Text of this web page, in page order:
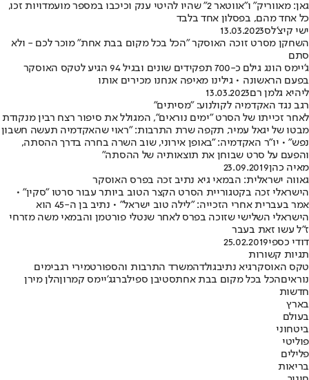
גאן: מאווריק" ו"אווטאר 2" שהיו להיטי ענק וכיכבו במספר מועמדויות זכו,
כל אחד מהם, בפסלון אחד בלבד
ישי קיצ'לס13.03.2023
השחקן מסרט זוכה האוסקר "הכל בכל מקום בבת אחת" מוכר לכם - ולא
סתם
ג'יימס הונג גילם כ-700 תפקידים שונים ובגיל 94 הגיע לטקס האוסקר
בפעם הראשונה • גילינו מאיפה אנחנו מכירים אותו
ליהיא גלמן רם13.03.2023
רגב נגד האקדמיה לקולנוע: "מסיתים"
לאחר זכייתו של הסרט "ימים נוראים", המגולל את סיפור רצח רבין מנקודת
מבטו של יגאל עמיר, תקפה שרת התרבות: "ראוי שהאקדמיה תעשה חשבון
נפש" • יו"ר האקדמיה: "באופן אירוני, שוב השרה בחרה בדרך ההסתה,
והפעם על סרט שבוחן את תוצאותיה של ההסתה"
מאיה כהן23.09.2019
גאווה ישראלית: הבמאי גיא נתיב זכה בפרס האוסקר
הישראלי זכה בקטגוריית הסרט הקצר הטוב ביותר עבור סרטו "סקין" •
אמר בעברית אחרי הזכייה: "לילה טוב ישראל" • נתיב בן ה-45 הוא
הישראלי השלישי שזוכה בפרס לאחר שנטלי פורטמן והבמאי משה מזרחי
ז"ל עשו זאת בעבר
דודי כספי25.02.2019
תגיות קשורות
טקס האוסקרגיא נתיבגולדהמשרד התרבות והספורטמירי רגבימים
נוראיםהכל בכל מקום בבת אחתסטיבן ספילברגג'יימס קמרוןהלן מירן
חדשות
בארץ
בעולם
ביטחוני
פוליטי
פלילים
בריאות